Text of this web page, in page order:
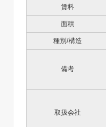
賃料
面積
種別/構造
備考
取扱会社